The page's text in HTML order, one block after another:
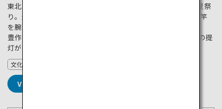
東北三大祭りの一つであり、約270年の歴史を持つ伝統的な夏祭
り。最大で高さ10m以上にもなる竹竿に提灯を吊るし、その竿
を腕自慢たちが巧みに操る「竿燈妙技」が見どころです。
豊作や無病息災を願い始まったこのお祭り。夜になると無数の提
灯が灯され、壮大で幻想的な光景が広がります。
文化
VIEW DETAILS